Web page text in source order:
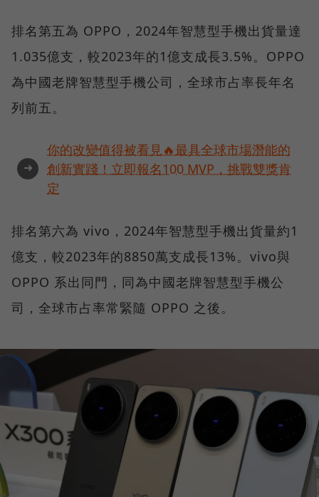
排名第五為 OPPO，2024年智慧型手機出貨量達
1.035億支，較2023年的1億支成長3.5%。OPPO
為中國老牌智慧型手機公司，全球市占率長年名
列前五。
➜
你的改變值得被看見🔥最具全球市場潛能的
創新實踐！立即報名100 MVP，挑戰雙獎肯
定
排名第六為 vivo，2024年智慧型手機出貨量約1
億支，較2023年的8850萬支成長13%。vivo與
OPPO 系出同門，同為中國老牌智慧型手機公
司，全球市占率常緊隨 OPPO 之後。